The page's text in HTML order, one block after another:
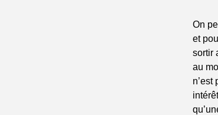
On
et
sortir
au
n’est